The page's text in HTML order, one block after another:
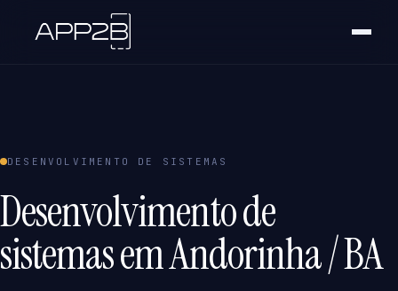
DESENVOLVIMENTO DE SISTEMAS
Desenvolvimento de
sistemas em Andorinha / BA